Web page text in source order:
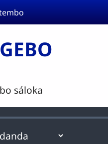
sáloka
: